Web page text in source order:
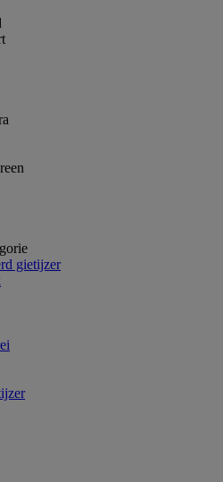
gietijzer